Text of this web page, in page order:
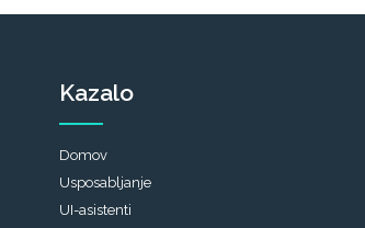
Kazalo
Domov
Usposabljanje
UI-asistenti